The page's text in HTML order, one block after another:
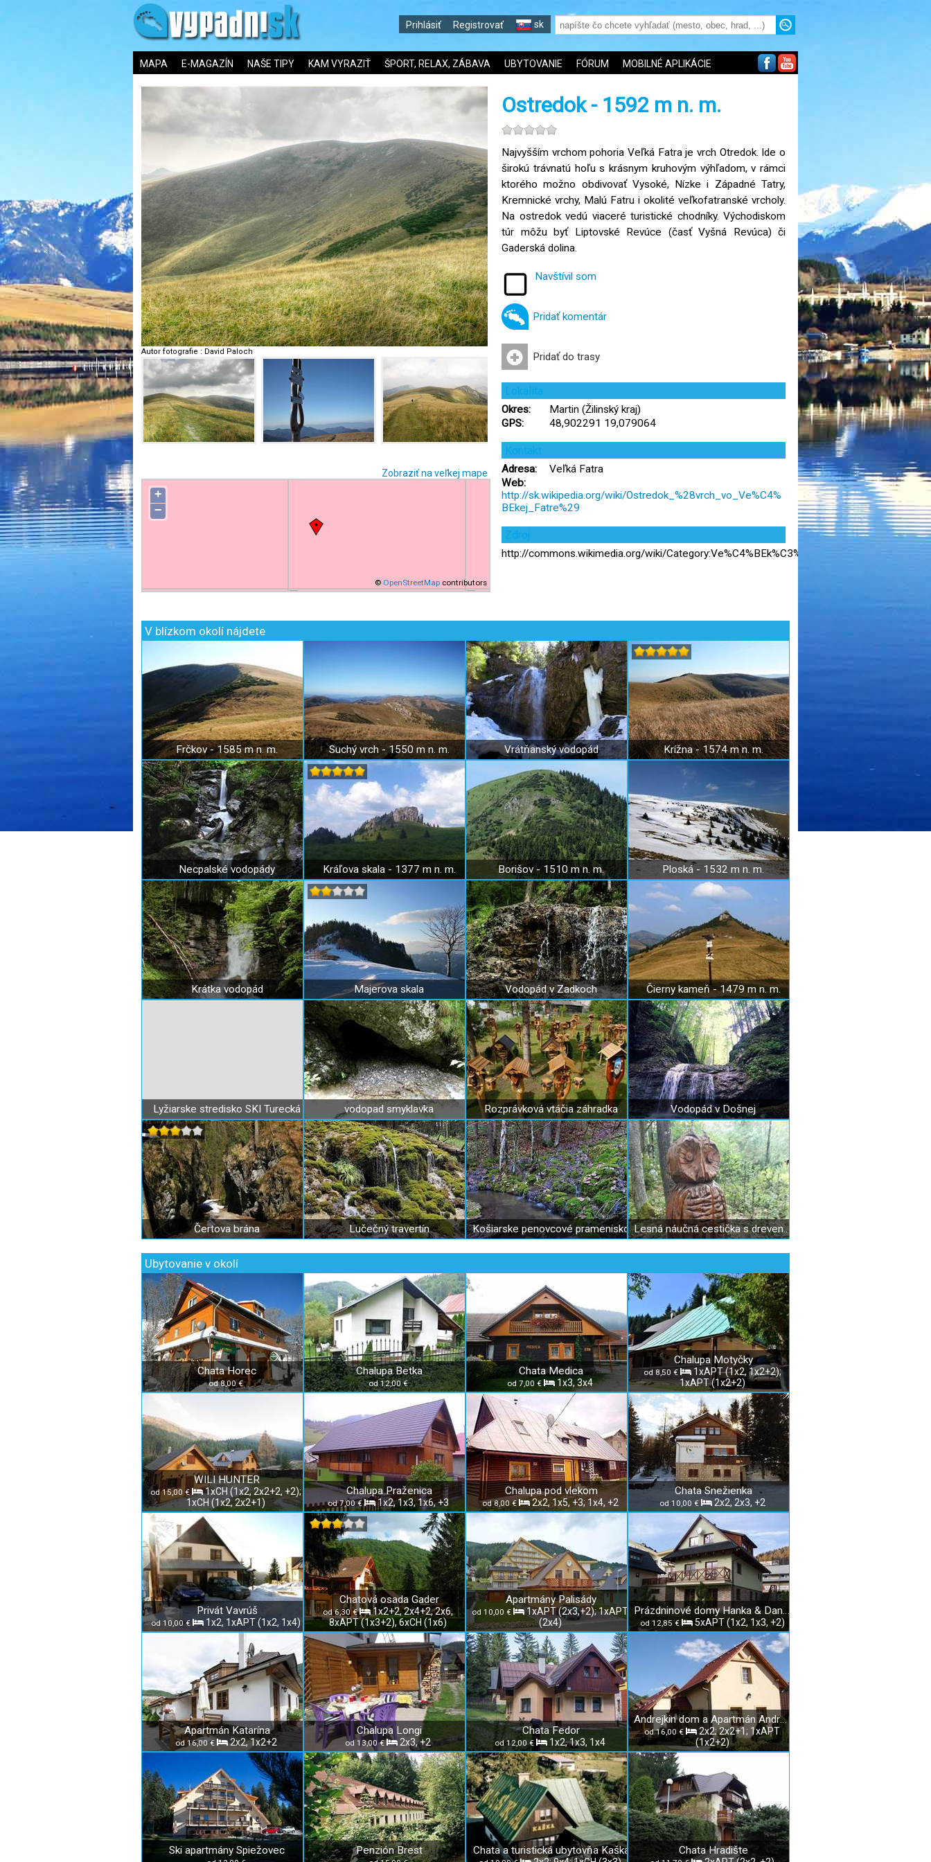
Prihlásiť Registrovať sk
MAPA E-MAGAZÍN NAŠE TIPY KAM VYRAZIŤ ŠPORT, RELAX, ZÁBAVA UBYTOVANIE FÓRUM MOBILNÉ APLIKÁCIE
Autor fotografie : David Paloch
Zobraziť na veľkej mape
+
−
© OpenStreetMap contributors
Ostredok - 1592 m n. m.
Najvyšším vrchom pohoria Veľká Fatra je vrch Otredok. Ide o
širokú trávnatú hoľu s krásnym kruhovým výhľadom, v rámci
ktorého možno obdivovať Vysoké, Nízke i Západné Tatry,
Kremnické vrchy, Malú Fatru i okolité veľkofatranské vrcholy.
Na ostredok vedú viaceré turistické chodníky. Východiskom
túr môžu byť Liptovské Revúce (časť Vyšná Revúca) či
Gaderská dolina.
Navštívil som
Pridať komentár
Pridať do trasy
Lokalita
Okres:
Martin (Žilinský kraj)
GPS:
48,902291 19,079064
Kontakt
Adresa:
Veľká Fatra
Web:
http://sk.wikipedia.org/wiki/Ostredok_%28vrch_vo_Ve%C4%
BEkej_Fatre%29
Zdroj
http://commons.wikimedia.org/wiki/Category:Ve%C4%BEk%C3%A1_Fatra
V blízkom okolí nájdete
Frčkov - 1585 m n. m. Suchý vrch - 1550 m n. m. Vrátňanský vodopád Krížna - 1574 m n. m.
Necpalské vodopády Kráľova skala - 1377 m n. m. Borišov - 1510 m n. m. Ploská - 1532 m n. m.
Krátka vodopád Majerova skala Vodopád v Zadkoch Čierny kameň - 1479 m n. m.
Lyžiarske stredisko SKI Turecká vodopad smyklavka Rozprávková vtáčia záhradka Vodopád v Došnej
Čertova brána Lučečný travertín Košiarske penovcové pramenisko Lesná náučná cestička s drevenými zvieratkami
Ubytovanie v okolí
Chata Horec
od 8,00 €
Chalupa Betka
od 12,00 €
Chata Medica
od 7,00 € 1x3, 3x4
Chalupa Motyčky
od 8,50 €
1xAPT (1x2, 1x2+2);
1xAPT (1x2+2)
WILI HUNTER
od 15,00 €
1xCH (1x2, 2x2+2, +2);
1xCH (1x2, 2x2+1)
Chalupa Praženica
od 7,00 € 1x2, 1x3, 1x6, +3
Chalupa pod vlekom
od 8,00 € 2x2, 1x5, +3; 1x4, +2
Chata Snežienka
od 10,00 € 2x2, 2x3, +2
Privát Vavrúš
od 10,00 € 1x2, 1xAPT (1x2, 1x4)
Chatová osada Gader
od 6,30 €
1x2+2, 2x4+2, 2x6,
8xAPT (1x3+2), 6xCH (1x6)
Apartmány Palisády
od 10,00 €
1xAPT (2x3,+2); 1xAPT
(2x4)
Prázdninové domy Hanka & Danka
od 12,85 € 5xAPT (1x2, 1x3, +2)
Apartmán Katarína
od 16,00 € 2x2, 1x2+2
Chalupa Longi
od 13,00 € 2x3, +2
Chata Fedor
od 12,00 € 1x2, 1x3, 1x4
Andrejkin dom a Apartmán Andrejka
od 16,00 €
2x2; 2x2+1; 1xAPT
(1x2+2)
Ski apartmány Spiežovec Penzión Brest Chata a turistická ubytovňa Kaška Chata Hradište